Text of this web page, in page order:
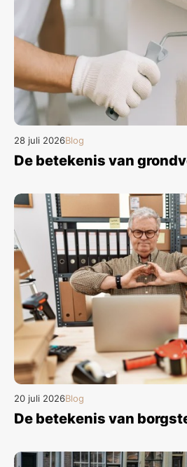
28 juli 2026Blog
De betekenis van
20 juli 2026Blog
De betekenis van